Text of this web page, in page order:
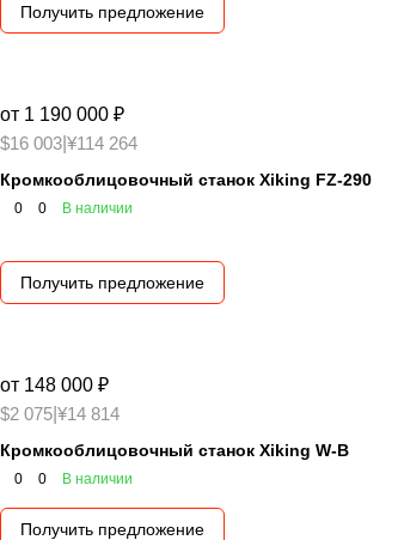
Получить предложение
от 1 190 000 ₽
$16 003 ¥114 264
Кромкооблицовочный станок Xiking FZ-290
0 0 В наличии
Получить предложение
от 148 000 ₽
$2 075 ¥14 814
Кромкооблицовочный станок Xiking W-B
0 0 В наличии
Получить предложение